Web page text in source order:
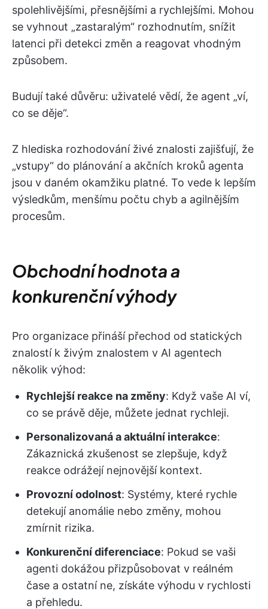
spolehlivějšími, přesnějšími a rychlejšími. Mohou
se vyhnout „zastaralým“ rozhodnutím, snížit
latenci při detekci změn a reagovat vhodným
způsobem.
Budují také důvěru: uživatelé vědí, že agent „ví,
co se děje“.
Z hlediska rozhodování živé znalosti zajišťují, že
„vstupy“ do plánování a akčních kroků agenta
jsou v daném okamžiku platné. To vede k lepším
výsledkům, menšímu počtu chyb a agilnějším
procesům.
Obchodní hodnota a
konkurenční výhody
Pro organizace přináší přechod od statických
znalostí k živým znalostem v AI agentech
několik výhod:
Rychlejší reakce na změny: Když vaše AI ví,
co se právě děje, můžete jednat rychleji.
Personalizovaná a aktuální interakce:
Zákaznická zkušenost se zlepšuje, když
reakce odrážejí nejnovější kontext.
Provozní odolnost: Systémy, které rychle
detekují anomálie nebo změny, mohou
zmírnit rizika.
Konkurenční diferenciace: Pokud se vaši
agenti dokážou přizpůsobovat v reálném
čase a ostatní ne, získáte výhodu v rychlosti
a přehledu.